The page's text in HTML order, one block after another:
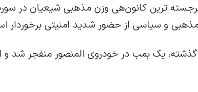
ترین کانون‌هی وزن مذهبی شیعیان در
و سیاسی از حضور شدید امنیتی برخوردار
یک بمب در خودروی المنصور منفجر شد و